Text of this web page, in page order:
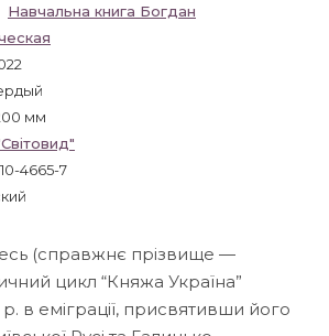
Навчальна книга Богдан
мм
4665-7
(справжнє прізвище —
цикл “Княжа Україна”
в еміграції, присвятивши його